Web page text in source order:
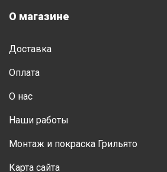
О магазине
Доставка
Оплата
О нас
Наши работы
Монтаж и покраска Грильято
Карта сайта